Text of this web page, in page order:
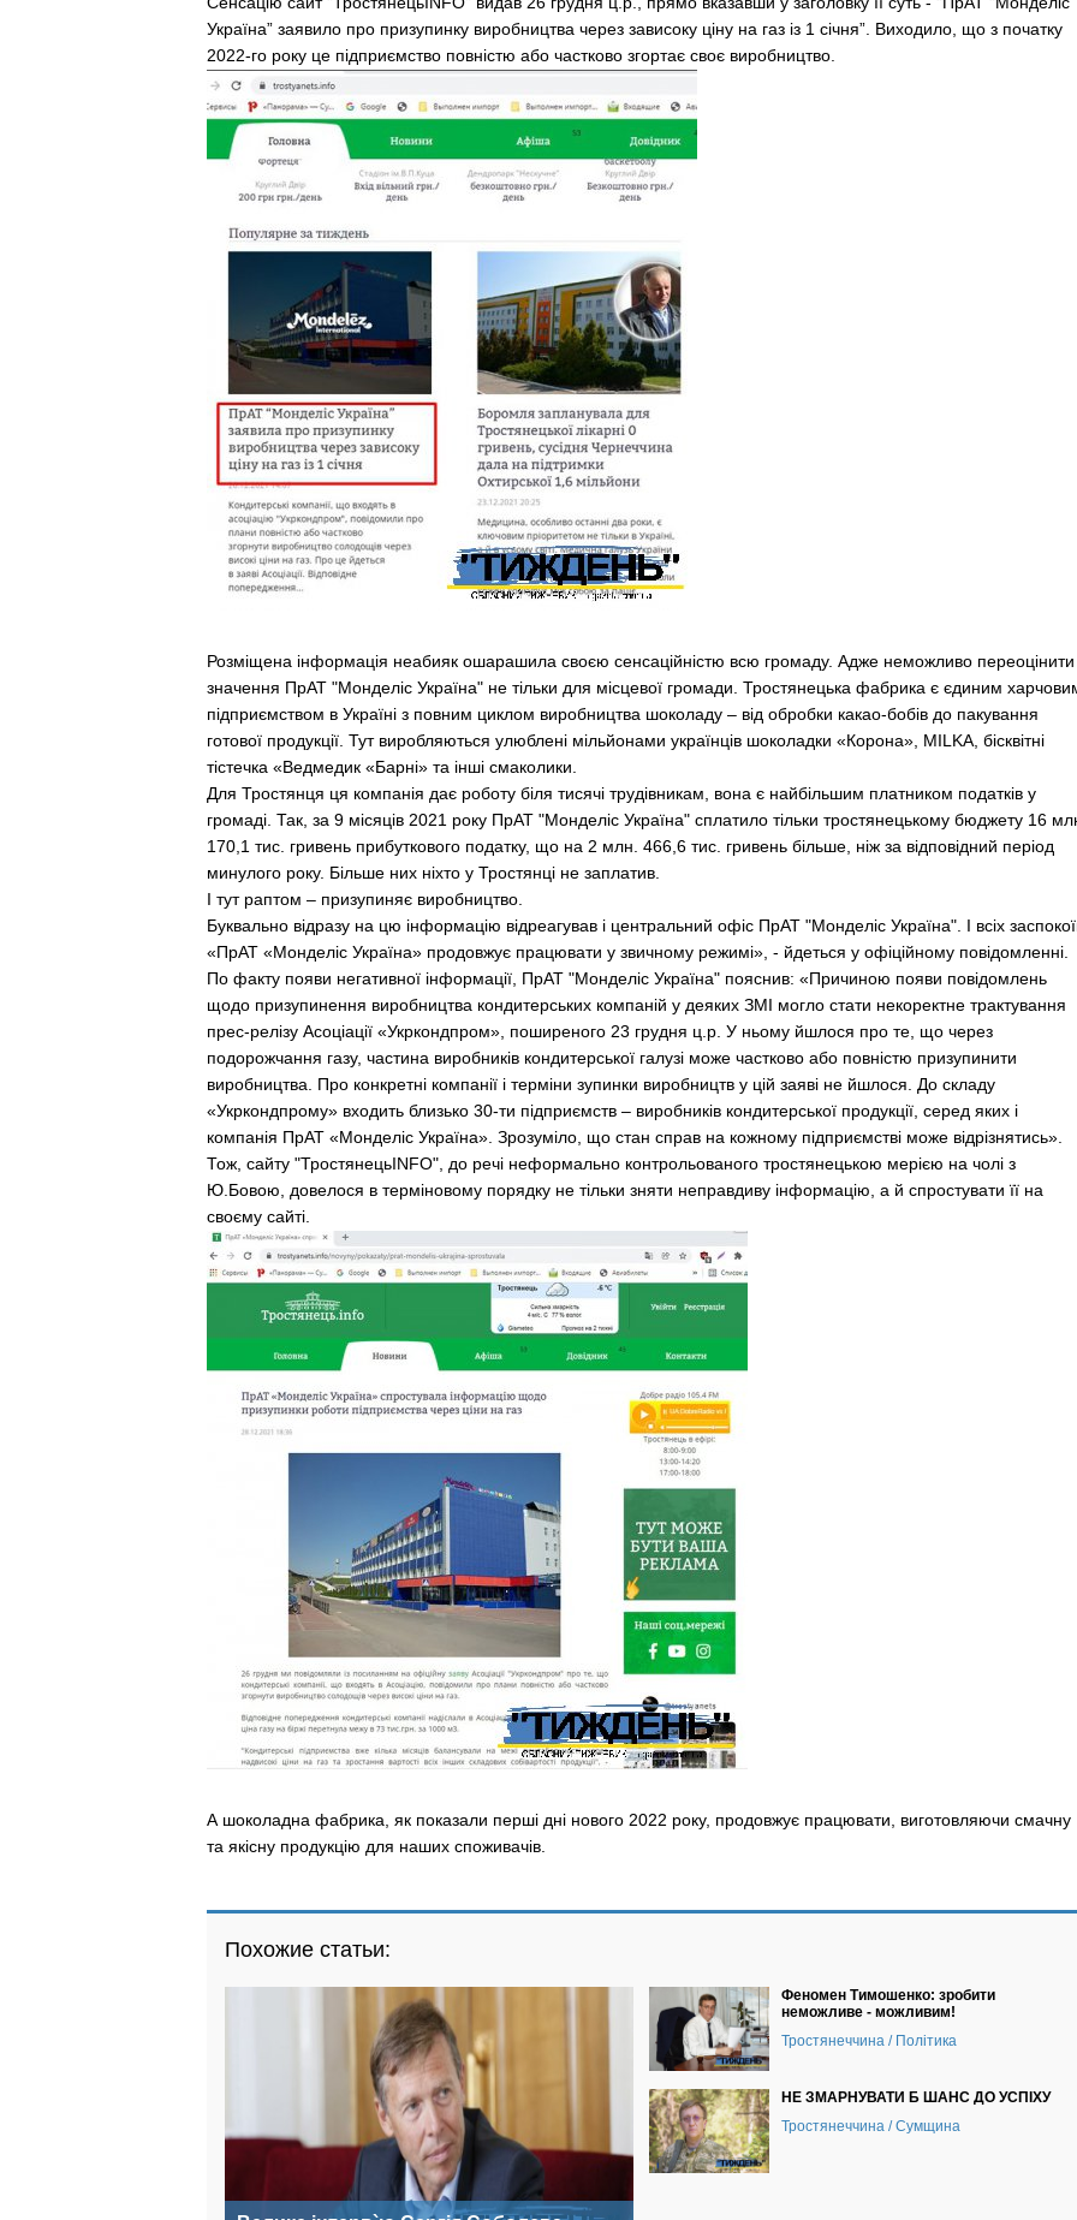
Україна” заявило про призупинку виробництва через зависоку ціну на газ із 1 січня”. Виходило, що з початку
2022-го року це підприємство повністю або частково згортає своє виробництво.
Розміщена інформація неабияк ошарашила своєю сенсаційністю всю громаду. Адже неможливо переоцінити
значення ПрАТ "Монделіс Україна" не тільки для місцевої громади. Тростянецька фабрика є єдиним
підприємством в Україні з повним циклом виробництва шоколаду – від обробки какао-бобів до пакування
готової продукції. Тут виробляються улюблені мільйонами українців шоколадки «Корона», MILKA, бісквітні
тістечка «Ведмедик «Барні» та інші смаколики.
Для Тростянця ця компанія дає роботу біля тисячі трудівникам, вона є найбільшим платником податків у
громаді. Так, за 9 місяців 2021 року ПрАТ "Монделіс Україна" сплатило тільки тростянецькому бюджету 16
170,1 тис. гривень прибуткового податку, що на 2 млн. 466,6 тис. гривень більше, ніж за відповідний період
минулого року. Більше них ніхто у Тростянці не заплатив.
І тут раптом – призупиняє виробництво.
Буквально відразу на цю інформацію відреагував і центральний офіс ПрАТ "Монделіс Україна". І всіх
«ПрАТ «Монделіс Україна» продовжує працювати у звичному режимі», - йдеться у офіційному повідомленні.
По факту появи негативної інформації, ПрАТ "Монделіс Україна" пояснив: «Причиною появи повідомлень
щодо призупинення виробництва кондитерських компаній у деяких ЗМІ могло стати некоректне трактування
прес-релізу Асоціації «Укркондпром», поширеного 23 грудня ц.р. У ньому йшлося про те, що через
подорожчання газу, частина виробників кондитерської галузі може частково або повністю призупинити
виробництва. Про конкретні компанії і терміни зупинки виробництв у цій заяві не йшлося. До складу
«Укркондпрому» входить близько 30-ти підприємств – виробників кондитерської продукції, серед яких і
компанія ПрАТ «Монделіс Україна». Зрозуміло, що стан справ на кожному підприємстві може відрізнятись».
Тож, сайту "ТростянецьINFO", до речі неформально контрольованого тростянецькою мерією на чолі з
Ю.Бовою, довелося в терміновому порядку не тільки зняти неправдиву інформацію, а й спростувати її на
своєму сайті.
А шоколадна фабрика, як показали перші дні нового 2022 року, продовжує працювати, виготовляючи смачну
та якісну продукцію для наших споживачів.
Похожие статьи:
Феномен Тимошенко: зробити
неможливе - можливим!
Тростянеччина / Політика
НЕ ЗМАРНУВАТИ Б ШАНС ДО УСПІХУ
Тростянеччина / Сумщина